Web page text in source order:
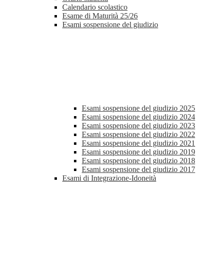
Calendario scolastico
Esame di Maturità 25/26
Esami sospensione del giudizio
Esami sospensione del giudizio 2025
Esami sospensione del giudizio 2024
Esami sospensione del giudizio 2023
Esami sospensione del giudizio 2022
Esami sospensione del giudizio 2021
Esami sospensione del giudizio 2019
Esami sospensione del giudizio 2018
Esami sospensione del giudizio 2017
Esami di Integrazione-Idoneità